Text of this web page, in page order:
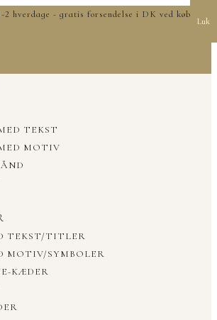
hverdage - gratis forsendelse i DK ved køb over
TEKST
MOTIV
TEKST/TITLER
MOTIV/SYMBOLER
KÆDER
Luk